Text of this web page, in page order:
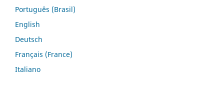
Português (Brasil)
English
Deutsch
Français (France)
Italiano